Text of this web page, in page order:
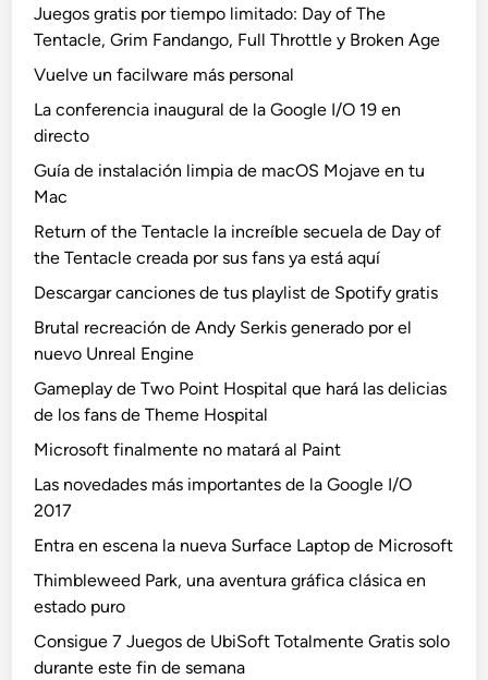
Juegos gratis por tiempo limitado: Day of The
Tentacle, Grim Fandango, Full Throttle y Broken Age
Vuelve un facilware más personal
La conferencia inaugural de la Google I/O 19 en
directo
Guía de instalación limpia de macOS Mojave en tu
Mac
Return of the Tentacle la increíble secuela de Day of
the Tentacle creada por sus fans ya está aquí
Descargar canciones de tus playlist de Spotify gratis
Brutal recreación de Andy Serkis generado por el
nuevo Unreal Engine
Gameplay de Two Point Hospital que hará las delicias
de los fans de Theme Hospital
Microsoft finalmente no matará al Paint
Las novedades más importantes de la Google I/O
2017
Entra en escena la nueva Surface Laptop de Microsoft
Thimbleweed Park, una aventura gráfica clásica en
estado puro
Consigue 7 Juegos de UbiSoft Totalmente Gratis solo
durante este fin de semana